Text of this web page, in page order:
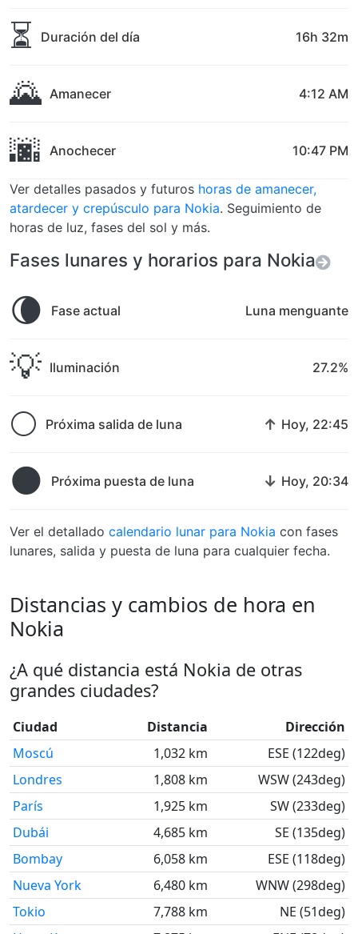
⏳ Duración del día 16h 32m
🌄 Amanecer 4:12 AM
🌆 Anochecer 10:47 PM
Ver detalles pasados y futuros horas de amanecer,
atardecer y crepúsculo para Nokia. Seguimiento de
horas de luz, fases del sol y más.
Fases lunares y horarios para Nokia
🌘 Fase actual Luna menguante
💡 Iluminación 27.2%
🌕 Próxima salida de luna ↑ Hoy, 22:45
🌑 Próxima puesta de luna ↓ Hoy, 20:34
Ver el detallado calendario lunar para Nokia con fases
lunares, salida y puesta de luna para cualquier fecha.
Distancias y cambios de hora en
Nokia
¿A qué distancia está Nokia de otras
grandes ciudades?
Ciudad Distancia
Dirección
Moscú
1,032 km
ESE (122deg)
Londres
1,808 km
WSW (243deg)
París
1,925 km
SW (233deg)
Dubái
4,685 km
SE (135deg)
Bombay
6,058 km
ESE (118deg)
Nueva York
6,480 km
WNW (298deg)
Tokio
7,788 km
NE (51deg)